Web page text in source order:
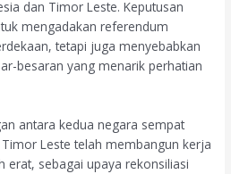
dan Timor Leste. Keputusan
mengadakan referendum
tetapi juga menyebabkan
besaran yang menarik perhatian
antara kedua negara sempat
Leste telah membangun kerja
erat, sebagai upaya rekonsiliasi